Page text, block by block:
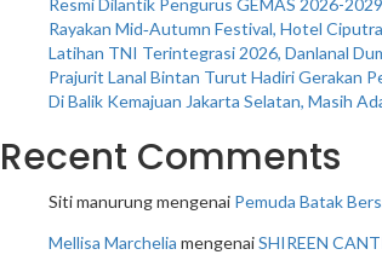
Resmi Dilantik Pengurus GEMAS 2026-
Rayakan Mid‑Autumn Festival, Hotel
Latihan TNI Terintegrasi 2026, Danlanal
Prajurit Lanal Bintan Turut Hadiri Gerakan
Di Balik Kemajuan Jakarta Selatan, Masih
Recent Comments
Siti manurungmengenai Pemuda Batak
Mellisa Marchelia mengenaiSHIREEN